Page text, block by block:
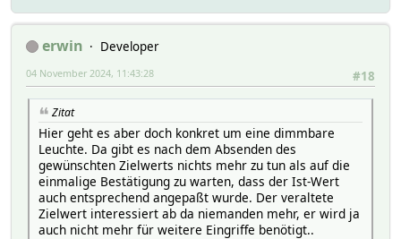
erwin
Developer
#18
04 November 2024, 11:43:28
Zitat
Hier geht es aber doch konkret um eine dimmbare
Leuchte. Da gibt es nach dem Absenden des
gewünschten Zielwerts nichts mehr zu tun als auf die
einmalige Bestätigung zu warten, dass der Ist-Wert
auch entsprechend angepaßt wurde. Der veraltete
Zielwert interessiert ab da niemanden mehr, er wird ja
auch nicht mehr für weitere Eingriffe benötigt..